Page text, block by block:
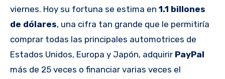
viernes. Hoy su fortuna se estima en 1.1 billones
de dólares, una cifra tan grande que le permitiría
comprar todas las principales automotrices de
Estados Unidos, Europa y Japón, adquirir PayPal
más de 25 veces o financiar varias veces el